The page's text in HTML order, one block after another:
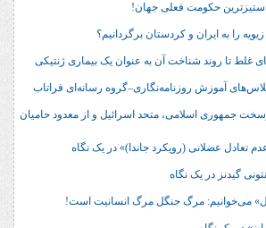
حکومت فعلی جهان!
را به ایران و کردستان برگردانیم؟
غلط تا روند شناخت آن به عنوان یک بیماری ژنتیکی
آموزش روزنامه‌نگاری–گروه رسانه‌ای فراتاب
جمهوری اسلامی، متحد اسرائیل و از معدود حامیان
تعادل عضلانی (رویکرد جاندا)» در یک نگاه
گیدنز در یک نگاه
می‌خوانیم: مرگ جنگل مرگ انسانیت است!